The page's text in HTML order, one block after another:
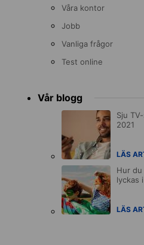
Våra kontor
Jobb
Vanliga frågor
Test online
Vår blogg
Sju
2021
LÄS
Hur
lyckas
LÄS